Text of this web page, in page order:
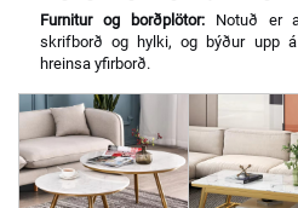
Furnitur og borðplötor: Notuð er
skrifborð og hylki, og býður upp
hreinsa yfirborð.